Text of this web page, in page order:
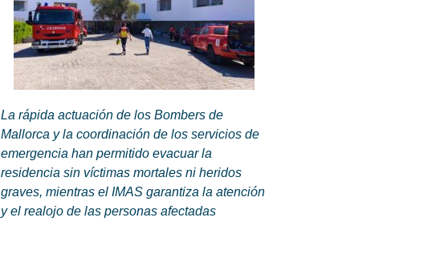
La rápida actuación de los Bombers de
Mallorca y la coordinación de los servicios de
emergencia han permitido evacuar la
residencia sin víctimas mortales ni heridos
graves, mientras el IMAS garantiza la atención
y el realojo de las personas afectadas